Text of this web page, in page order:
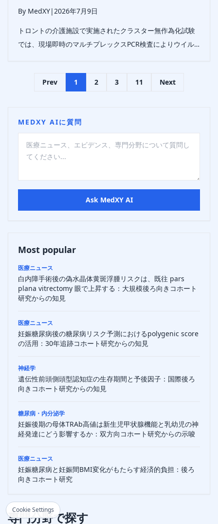
Cookie Settings
By MedXY|2026年7月9日
トロントの介護施設で実施されたクラスター無作為化試験
では、現場即時のマルチプレックスPCR検査によりウイル
一方、流行の規模や頻度は変わらなかった。
Prev
1 2 3 11 Next
MEDXY AIに質問
Ask MedXY AI
Most popular
医療ニュース
白内障手術後の偽水晶体黄斑浮腫リスクは、既往 pars
plana vitrectomy 眼で上昇する：大規模後ろ向きコホート
研究からの知見
医療ニュース
妊娠糖尿病後の糖尿病リスク予測におけるpolygenic score
の活用：30年追跡コホート研究からの知見
神経学
遺伝性前頭側頭型認知症の生存期間と予後因子：国際後ろ
向きコホート研究からの知見
糖尿病・内分泌学
妊娠後期の母体TRAb高値は新生児甲状腺機能と乳幼児の神
経発達にどう影響するか：双方向コホート研究からの示唆
医療ニュース
妊娠糖尿病と妊娠間BMI変化がもたらす経済的負担：後ろ
向きコホート研究
専門分野で探す